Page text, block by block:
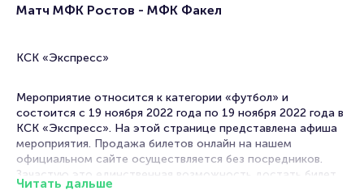
Матч МФК Ростов - МФК Факел
КСК «Экспресс»
Мероприятие относится к категории «футбол» и
состоится с 19 ноября 2022 года по 19 ноября 2022 года в
КСК «Экспресс». На этой странице представлена афиша
мероприятия. Продажа билетов онлайн на нашем
официальном сайте осуществляется без посредников.
Зачастую это единственная возможность достать билет
на матч.
Читать дальше